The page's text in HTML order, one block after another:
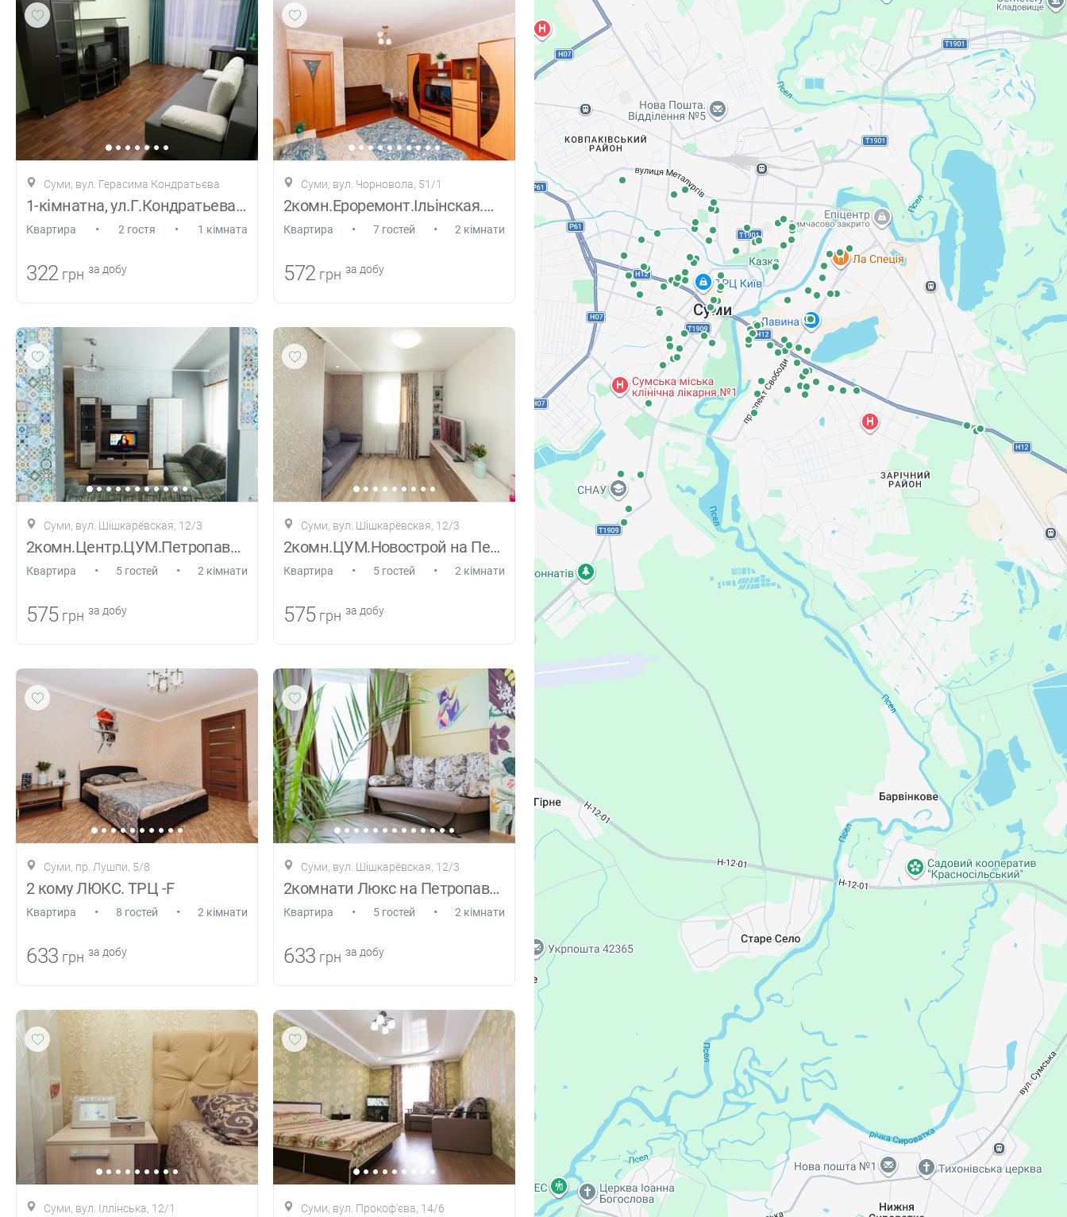
Суми, вул. Герасима Кондратьєва
1-кімнатна, ул.Г.Кондратьева, р-н СНАУ
Квартира • 2 гостя • 1 кімната
322 грн за добу
Суми, вул. Чорновола, 51/1
2комн.Ероремонт.Ільінская.Центр.Р-н Макд
Квартира • 7 гостей • 2 кімнати
572 грн за добу
Суми, вул. Шішкарёвская, 12/3
2комн.Центр.ЦУМ.Петропавловская.5спал.м.
Квартира • 5 гостей • 2 кімнати
575 грн за добу
Суми, вул. Шішкарёвская, 12/3
2комн.ЦУМ.Новострой на Петропавлівській
Квартира • 5 гостей • 2 кімнати
575 грн за добу
Суми, пр. Лушпи, 5/8
2 кому ЛЮКС. ТРЦ -F
Квартира • 8 гостей • 2 кімнати
633 грн за добу
Суми, вул. Шішкарёвская, 12/3
2комнати Люкс на Петропавловской.ЦУМ
Квартира • 5 гостей • 2 кімнати
633 грн за добу
Суми, вул. Іллінська, 12/1 Суми, вул. Прокоф'єва, 14/6